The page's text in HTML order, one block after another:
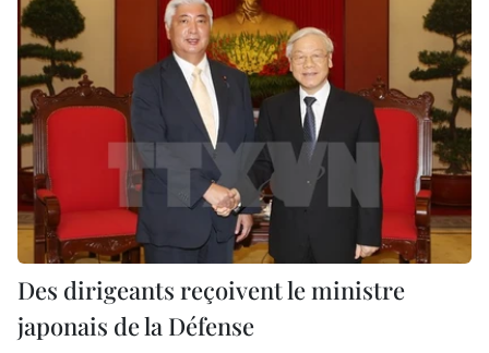
Des dirigeants reçoivent le ministre
japonais de la Défense